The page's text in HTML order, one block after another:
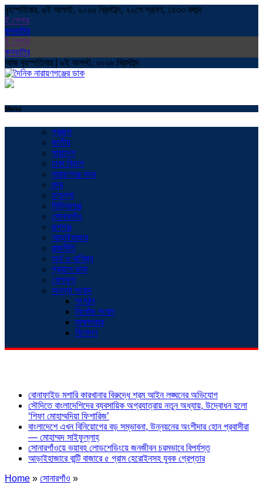
বৃহস্পতিবার, ৬ই আগস্ট, ২০২৬ খ্রিস্টাব্দ, ২২শে শ্রাবণ, ১৪৩৩ বঙ্গাব্দ
ই পেপার
কনভাটার
ই পেপার
কনভাটার
আজ বৃহস্পতিবার | ৬ই আগস্ট, ২০২৬ খ্রিস্টাব্দ
Menu
প্রচ্ছদ
জাতীয়
সারাদেশ
ঢাকা বিভাগ
নারায়ণগঞ্জ সদর
বন্দর
ফতুল্লা
সিদ্ধিরগঞ্জ
সোনারগাঁও
রূপগঞ্জ
আড়াইহাজার
রাজনীতি
অর্থ ও বাণিজ্য
প্রবাসে ডাক
খেলাধুলা
অনন্যা সংবাদ
সংগঠন
নিখোঁজ সংবাদ
সাক্ষাৎকার
বিনোদন
বোনাফাইড মশারি কারখানার বিরুদ্ধে শ্রম আইন লঙ্ঘনের অভিযোগ
সৌদিতে বাংলাদেশিদের ব্যবসায়িক অগ্রযাত্রায় নতুন অধ্যায়, উদ্বোধন হলো
‘শিফা মোহাম্মদিয়া ফিশারিজ’
বাংলাদেশে এখন বিনিয়োগের বড় সম্ভাবনা, উন্নয়নের অংশীদার হোন প্রবাসীরা
— মোহাম্মদ সাইফুল্লাহ্
সোনারগাঁওয়ে ভয়াবহ লোডশেডিংয়ে জনজীবন চরমভাবে বিপর্যস্ত
আড়াইহাজারে বান্টি বাজারে ৫ গ্রাম হেরোইনসহ যুবক গ্রেপ্তার
Home » সোনারগাঁও »